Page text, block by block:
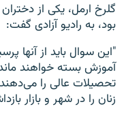
گلرخ ارمل، یکی از
بود، به رادیو آزادی گفت:
"این سوال باید از آنها
آموزش بسته خواهند
تحصیلات عالی را
زنان را در شهر و بازار